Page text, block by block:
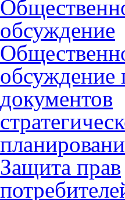
обсуждение
обсуждение
документов
Защита прав